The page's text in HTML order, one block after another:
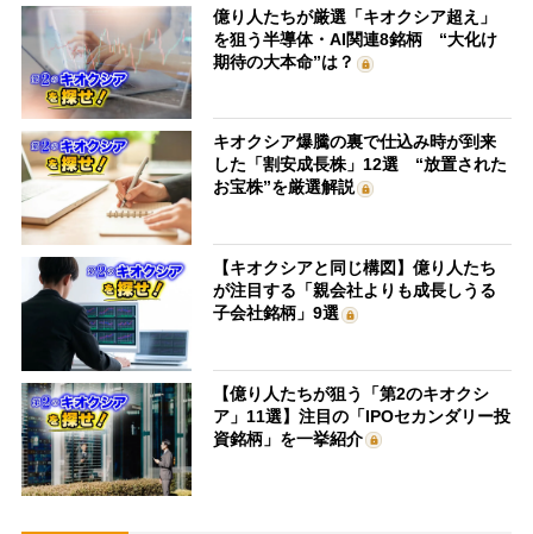
億り人たちが厳選「キオクシア超え」
を狙う半導体・AI関連8銘柄 “大化け
期待の大本命”は？
キオクシア爆騰の裏で仕込み時が到来
した「割安成長株」12選 “放置された
お宝株”を厳選解説
【キオクシアと同じ構図】億り人たち
が注目する「親会社よりも成長しうる
子会社銘柄」9選
【億り人たちが狙う「第2のキオクシ
ア」11選】注目の「IPOセカンダリー投
資銘柄」を一挙紹介